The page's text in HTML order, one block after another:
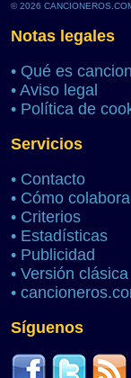
© 2026
Notas legales
• Qué es
• Aviso legal
• Política de
Servicios
• Contacto
• Cómo
• Criterios
• Estadísticas
• Publicidad
• Versión clásica
•
Síguenos